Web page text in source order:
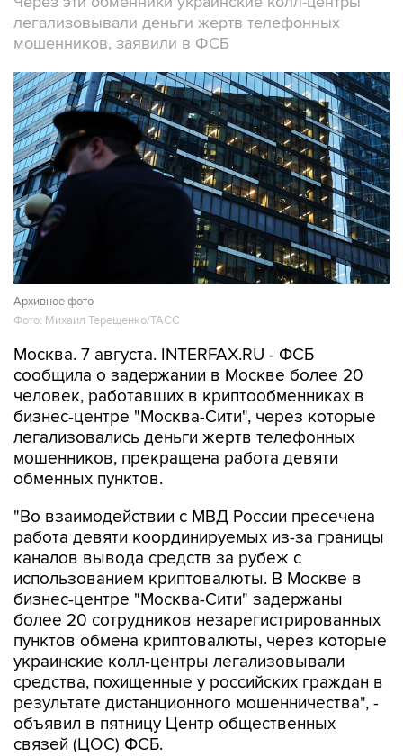
легализовывали деньги жертв телефонных
мошенников, заявили в ФСБ
Архивное фото
Фото: Михаил Терещенко/ТАСС
Москва. 7 августа. INTERFAX.RU - ФСБ
сообщила о задержании в Москве более 20
человек, работавших в криптообменниках в
бизнес-центре "Москва-Сити", через которые
легализовались деньги жертв телефонных
мошенников, прекращена работа девяти
обменных пунктов.
"Во взаимодействии с МВД России пресечена
работа девяти координируемых из-за границы
каналов вывода средств за рубеж с
использованием криптовалюты. В Москве в
бизнес-центре "Москва-Сити" задержаны
более 20 сотрудников незарегистрированных
пунктов обмена криптовалюты, через которые
украинские колл-центры легализовывали
средства, похищенные у российских граждан в
результате дистанционного мошенничества", -
объявил в пятницу Центр общественных
связей (ЦОС) ФСБ.